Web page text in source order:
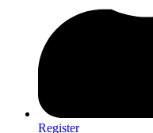
Register